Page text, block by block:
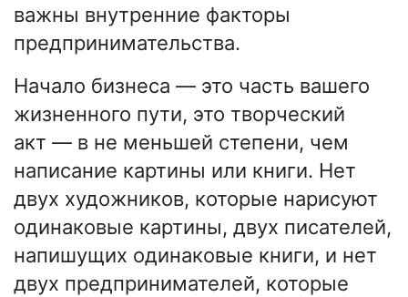
важны внутренние факторы
предпринимательства.
Начало бизнеса — это часть вашего
жизненного пути, это творческий
акт — в не меньшей степени, чем
написание картины или книги. Нет
двух художников, которые нарисуют
одинаковые картины, двух писателей,
напишущих одинаковые книги, и нет
двух предпринимателей, которые